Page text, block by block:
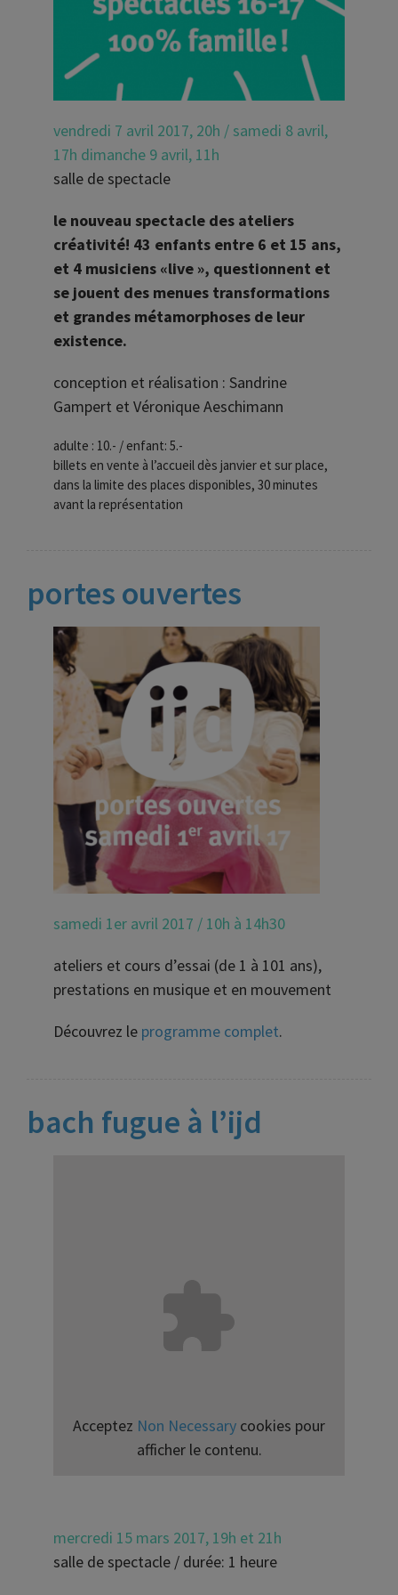
vendredi 7 avril 2017, 20h / samedi 8 avril,
17h dimanche 9 avril, 11h
salle de spectacle
le nouveau spectacle des ateliers
créativité! 43 enfants entre 6 et 15 ans,
et 4 musiciens «live », questionnent et
se jouent des menues transformations
et grandes métamorphoses de leur
existence.
conception et réalisation : Sandrine
Gampert et Véronique Aeschimann
adulte : 10.- / enfant: 5.-
billets en vente à l’accueil dès janvier et sur place,
dans la limite des places disponibles, 30 minutes
avant la représentation
portes ouvertes
samedi 1er avril 2017 / 10h à 14h30
ateliers et cours d’essai (de 1 à 101 ans),
prestations en musique et en mouvement
Découvrez le programme complet.
bach fugue à l’ijd
Acceptez Non Necessary cookies pour
afficher le contenu.
mercredi 15 mars 2017, 19h et 21h
salle de spectacle / durée: 1 heure